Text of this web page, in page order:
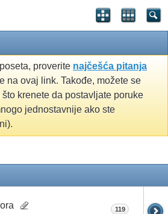
proverite najčešća pitanja
na ovaj link. Takođe, možete se
što krenete da postavljate poruke
jednostavnije ako ste
119